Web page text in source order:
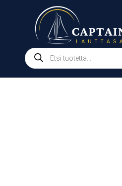
Products
search